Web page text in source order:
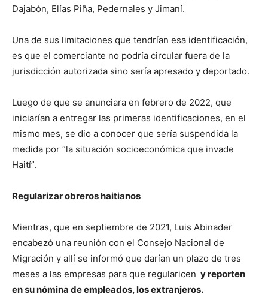
Dajabón, Elías Piña, Pedernales y Jimaní.
Una de sus limitaciones que tendrían esa identificación,
es que el comerciante no podría circular fuera de la
jurisdicción autorizada sino sería apresado y deportado.
Luego de que se anunciara en febrero de 2022, que
iniciarían a entregar las primeras identificaciones, en el
mismo mes, se dio a conocer que sería suspendida la
medida por “la situación socioeconómica que invade
Haití”.
Regularizar obreros haitianos
Mientras, que en septiembre de 2021, Luis Abinader
encabezó una reunión con el Consejo Nacional de
Migración y allí se informó que darían un plazo de tres
meses a las empresas para que regularicen y reporten
en su nómina de empleados, los extranjeros.